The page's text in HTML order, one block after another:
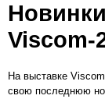
Viscom-
На выставке
свою последнюю